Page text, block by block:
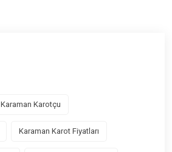
Karaman Karotçu
Karaman Karot Fiyatları